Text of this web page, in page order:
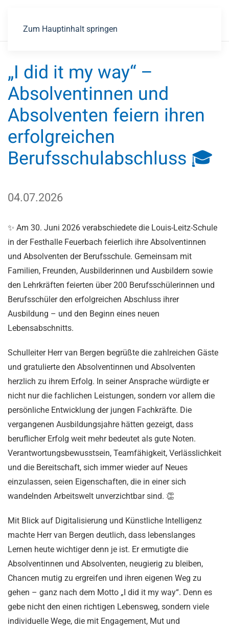
Zum Hauptinhalt springen
„I did it my way“ –
Absolventinnen und
Absolventen feiern ihren
erfolgreichen
Berufsschulabschluss 🎓
04.07.2026
✨ Am 30. Juni 2026 verabschiedete die Louis-Leitz-Schule
in der Festhalle Feuerbach feierlich ihre Absolventinnen
und Absolventen der Berufsschule. Gemeinsam mit
Familien, Freunden, Ausbilderinnen und Ausbildern sowie
den Lehrkräften feierten über 200 Berufsschülerinnen und
Berufsschülerden erfolgreichen Abschluss ihrer
Ausbildung – und den Beginn eines neuen
Lebensabschnitts.
Schulleiter Herr van Bergen begrüßte die zahlreichen Gäste
und gratulierte den Absolventinnen und Absolventen
herzlich zu ihrem Erfolg. In seiner Ansprache würdigte er
nicht nur die fachlichen Leistungen, sondern vor allem die
persönliche Entwicklung der jungen Fachkräfte. Die
vergangenen Ausbildungsjahre hätten gezeigt, dass
beruflicher Erfolg weit mehr bedeutet als gute Noten.
Verantwortungsbewusstsein, Teamfähigkeit, Verlässlichkeit
und die Bereitschaft, sich immer wieder auf Neues
einzulassen, seien Eigenschaften, die in einer sich
wandelnden Arbeitswelt unverzichtbar sind. 👏
Mit Blick auf Digitalisierung und Künstliche Intelligenz
machte Herr van Bergen deutlich, dass lebenslanges
Lernen heute wichtiger denn je ist. Er ermutigte die
Absolventinnen und Absolventen, neugierig zu bleiben,
Chancen mutig zu ergreifen und ihren eigenen Weg zu
gehen – ganz nach dem Motto „I did it my way“. Denn es
gebe nicht den einen richtigen Lebensweg, sondern viele
individuelle Wege, die mit Engagement, Mut und